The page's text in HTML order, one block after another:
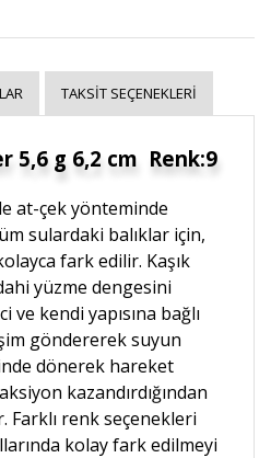
TAKSIT SEÇENEKLERI
5,6 g 6,2 cm Renk:9
at-çek yönteminde
sulardaki balıklar için,
fark edilir. Kaşık
yüzme dengesini
kendi yapısına bağlı
göndererek suyun
dönerek hareket
kazandırdığından
Farklı renk seçenekleri
kolay fark edilmeyi